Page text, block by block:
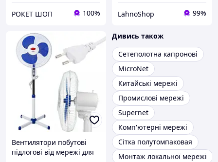
РОКЕТ ШОП 100% LahnoShop 99%
Вентилятори побутові
підлогові від мережі для
Дивись також
Сетеполотна капронові
MicroNet
Китайські мережі
Промислові мережі
Supernet
Комп'ютерні мережі
Сітка полутомпаковая
Монтаж локальної мережі